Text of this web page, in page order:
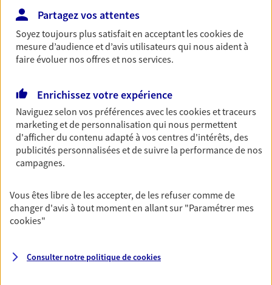
Découvrir l'offre Habitation
OBTENIR UN TARIF EN LIGNE
Garantie Accidents de la Vie
Bricoleuse, féru de jardinage, pâtissier en herbe
ou grande lectrice… personne n'est à l'abri d'un
accident du quotidien. Avec Ma Protection
Accident, protégez votre qualité de vie et vos
revenus.
OBTENIR UN TARIF EN LIGNE
Partagez vos attentes
Soyez toujours plus satisfait en acceptant lescookiesde
mesure d’audience et d’avis utilisateurs qui nous aident à
faire évoluer nos offres et nos services.
Enrichissez votre expérience
Naviguez selon vos préférences avec lescookies et traceurs
marketing et de personnalisation qui nous permettent
d'afficher du contenu adapté à vos centres d'intérêts, des
publicités personnalisées et de suivre la performance de nos
campagnes.
Vous êtes libre de les accepter, de les refuser comme de
changer d'avis à tout moment en allant sur "Paramétrer mes
cookies"
Consulter notre politique decookies